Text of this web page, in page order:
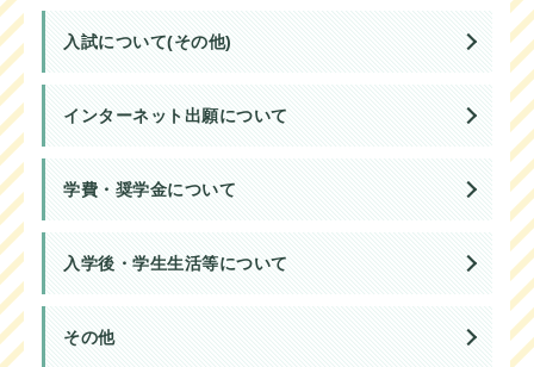
入試について(その他)
インターネット出願について
学費・奨学金について
入学後・学生生活等について
その他